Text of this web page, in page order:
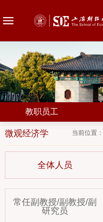
教职员工
当前位置：
微观经济学
全体人员
常任副教授/副教授/副
研究员